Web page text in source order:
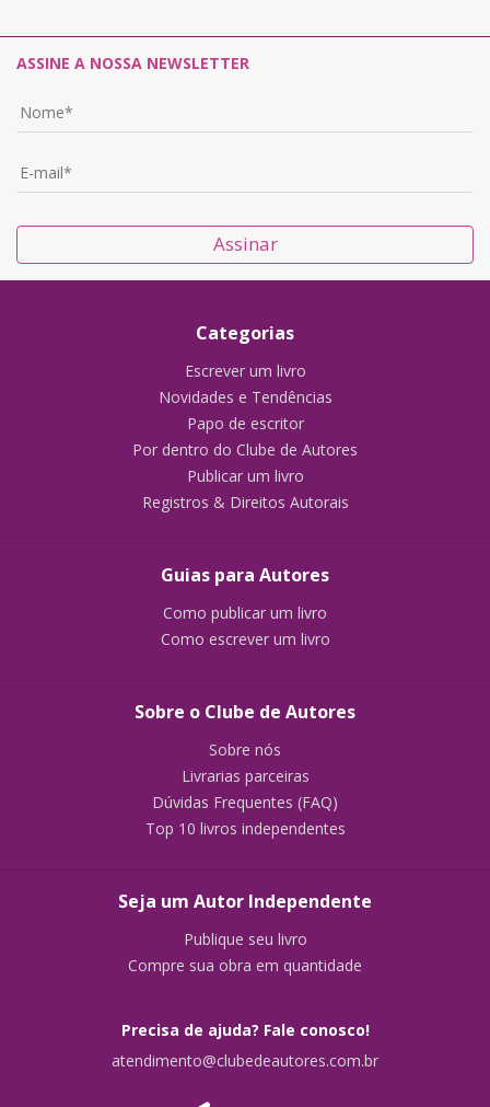
ASSINE A NOSSA NEWSLETTER
Assinar
Categorias
Escrever um livro
Novidades e Tendências
Papo de escritor
Por dentro do Clube de Autores
Publicar um livro
Registros & Direitos Autorais
Guias para Autores
Como publicar um livro
Como escrever um livro
Sobre o Clube de Autores
Sobre nós
Livrarias parceiras
Dúvidas Frequentes (FAQ)
Top 10 livros independentes
Seja um Autor Independente
Publique seu livro
Compre sua obra em quantidade
Precisa de ajuda? Fale conosco!
atendimento@clubedeautores.com.br